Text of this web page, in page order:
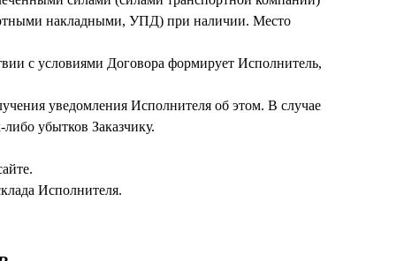
накладными, УПД) при наличии. Место
с условиями Договора формирует Исполнитель,
уведомления Исполнителя об этом. В случае
убытков Заказчику.
Исполнителя.